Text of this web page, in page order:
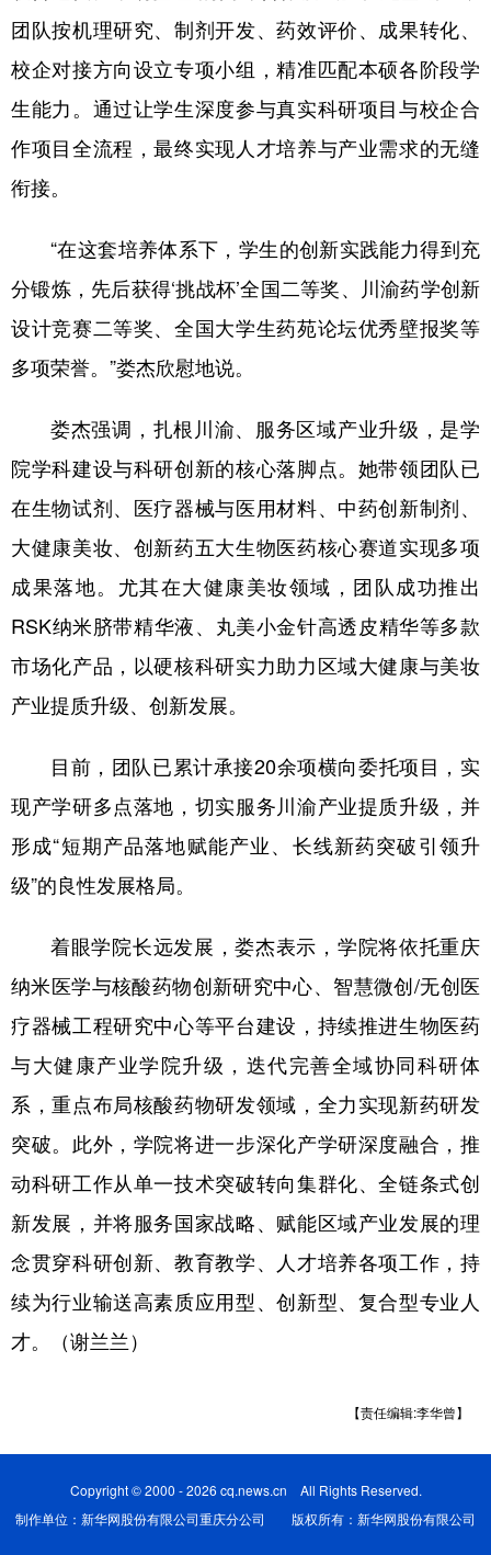
团队按机理研究、制剂开发、药效评价、成果转化、
校企对接方向设立专项小组，精准匹配本硕各阶段学
生能力。通过让学生深度参与真实科研项目与校企合
作项目全流程，最终实现人才培养与产业需求的无缝
衔接。
“在这套培养体系下，学生的创新实践能力得到充
分锻炼，先后获得‘挑战杯’全国二等奖、川渝药学创新
设计竞赛二等奖、全国大学生药苑论坛优秀壁报奖等
多项荣誉。”娄杰欣慰地说。
娄杰强调，扎根川渝、服务区域产业升级，是学
院学科建设与科研创新的核心落脚点。她带领团队已
在生物试剂、医疗器械与医用材料、中药创新制剂、
大健康美妆、创新药五大生物医药核心赛道实现多项
成果落地。尤其在大健康美妆领域，团队成功推出
RSK纳米脐带精华液、丸美小金针高透皮精华等多款
市场化产品，以硬核科研实力助力区域大健康与美妆
产业提质升级、创新发展。
目前，团队已累计承接20余项横向委托项目，实
现产学研多点落地，切实服务川渝产业提质升级，并
形成“短期产品落地赋能产业、长线新药突破引领升
级”的良性发展格局。
着眼学院长远发展，娄杰表示，学院将依托重庆
纳米医学与核酸药物创新研究中心、智慧微创/无创医
疗器械工程研究中心等平台建设，持续推进生物医药
与大健康产业学院升级，迭代完善全域协同科研体
系，重点布局核酸药物研发领域，全力实现新药研发
突破。此外，学院将进一步深化产学研深度融合，推
动科研工作从单一技术突破转向集群化、全链条式创
新发展，并将服务国家战略、赋能区域产业发展的理
念贯穿科研创新、教育教学、人才培养各项工作，持
续为行业输送高素质应用型、创新型、复合型专业人
才。（谢兰兰）
【责任编辑:李华曾】
Copyright © 2000 - 2026 cq.news.cn All Rights Reserved.
制作单位：新华网股份有限公司重庆分公司 版权所有：新华网股份有限公司